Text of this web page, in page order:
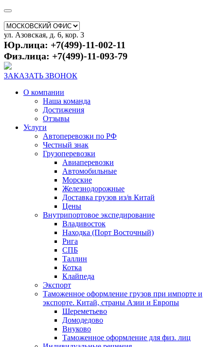
ул. Азовская, д. 6, кор. 3
Юр.лица: +7(499)-11-002-11
Физ.лица: +7(499)-11-093-79
ЗАКАЗАТЬ ЗВОНОК
О компании
Наша команда
Достижения
Отзывы
Услуги
Автоперевозки по РФ
Честный знак
Грузоперевозки
Авиаперевозки
Автомобильные
Морские
Железнодорожные
Доставка грузов из/в Китай
Цены
Внутрипортовое экспедирование
Владивосток
Находка (Порт Восточный)
Рига
СПБ
Таллин
Котка
Клайпеда
Экспорт
Таможенное оформление грузов при импорте и
экспорте. Китай, страны Азии и Европы
Шереметьево
Домодедово
Внуково
Таможенное оформление для физ. лиц